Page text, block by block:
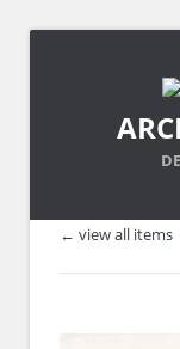
← view all items